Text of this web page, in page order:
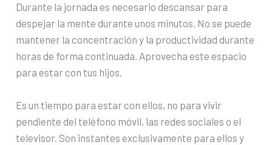
Durante la jornada es necesario descansar para
despejar la mente durante unos minutos. No se puede
mantener la concentración y la productividad durante
horas de forma continuada. Aprovecha este espacio
para estar con tus hijos.
Es un tiempo para estar con ellos, no para vivir
pendiente del teléfono móvil, las redes sociales o el
televisor. Son instantes exclusivamente para ellos y